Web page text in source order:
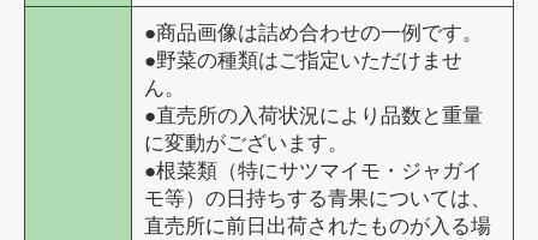
●商品画像は詰め合わせの一例です。
●野菜の種類はご指定いただけませ
ん。
●直売所の入荷状況により品数と重量
に変動がございます。
●根菜類（特にサツマイモ・ジャガイ
モ等）の日持ちする青果については、
直売所に前日出荷されたものが入る場